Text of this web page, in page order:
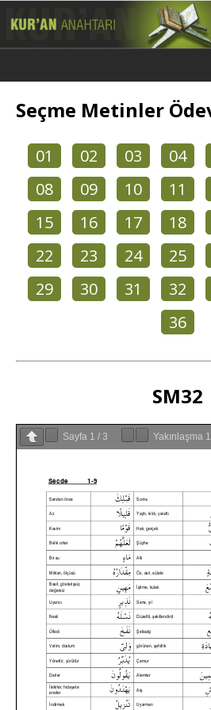
Seçme Metinler
01 02 03 04
08
09 10 11
15
16 17 18
22
23 24 25
29
30 31 32
36
SM32
Sayfa 1 / 3 Yakınlaşma